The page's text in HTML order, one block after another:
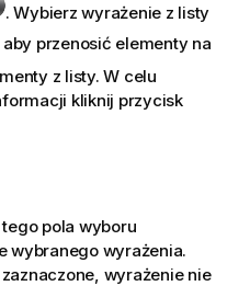
. Wybierz wyrażenie z listy
, aby przenosić elementy na
z listy. W celu
kliknij przycisk
pola wyboru
wybranego wyrażenia.
wyrażenie nie